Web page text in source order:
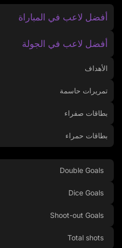
أفضل لاعب في المباراة
أفضل لاعب في الجولة
الأهداف
تمريرات حاسمة
بطاقات صفراء
بطاقات حمراء
Double Goals
Dice Goals
Shoot-out Goals
Total shots